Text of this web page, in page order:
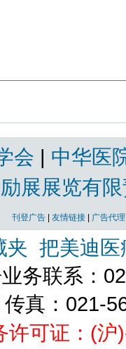
会 | 中华医
励展展览有
刊登广告 友情链接 广告代
夹 把美迪
务联系：
传真：021-
许可证：(